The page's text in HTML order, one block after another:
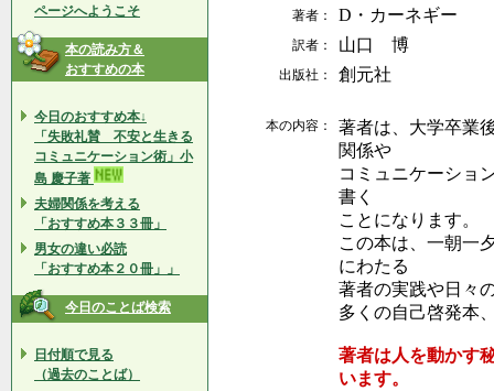
ページへようこそ
本の読み方＆
おすすめの本
今日のおすすめ本↓
「失敗礼賛 不安と生きる
コミュニケーション術」小
島 慶子著
夫婦関係を考える
「おすすめ本３３冊」
男女の違い必読
「おすすめ本２０冊」」
今日のことば検索
日付順で見る
（過去のことば）
著者： D・カーネギー
訳者： 山口 博
出版社： 創元社
本の内容：
著者は、大学卒業
関係や
コミュニケーショ
書く
ことになります。
この本は、一朝一
にわたる
著者の実践や日々
多くの自己啓発本
著者は人を動かす
います。